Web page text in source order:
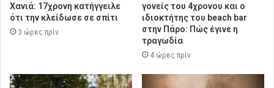
Χανιά: 17χρονη κατήγγειλε
ότι την κλείδωσε σε σπίτι
3 ώρες πρίν
γονείς του 4χρονου και ο
ιδιοκτήτης του beach bar
στην Πάρο: Πώς έγινε η
τραγωδία
4 ώρες πρίν